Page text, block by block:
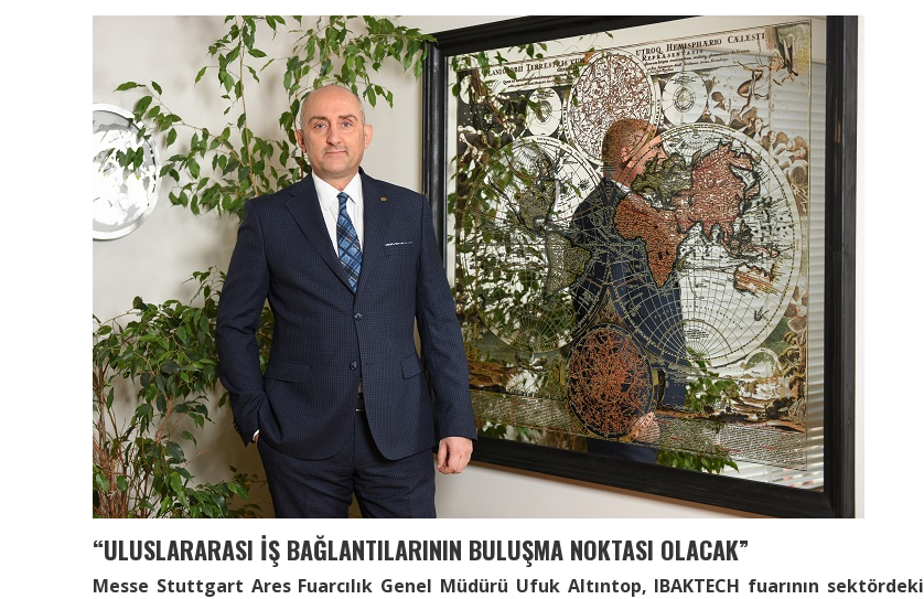
“ULUSLARARASI İŞ BAĞLANTILARININ BULUŞMA NOKTASI OLACAK”
Messe Stuttgart Ares Fuarcılık Genel Müdürü Ufuk Altıntop, IBAKTECH fuarının sektördeki